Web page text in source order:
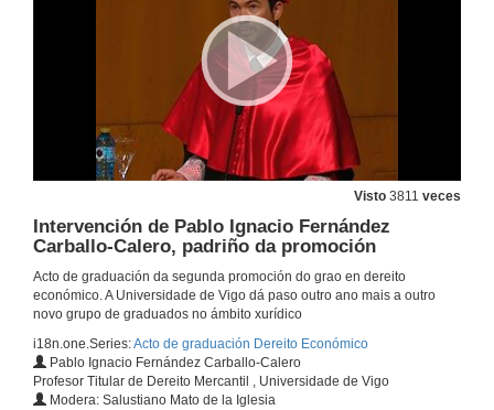
Visto 3811 veces
Intervención de Pablo Ignacio Fernández
Carballo-Calero, padriño da promoción
Acto de graduación da segunda promoción do grao en dereito
económico. A Universidade de Vigo dá paso outro ano mais a outro
novo grupo de graduados no ámbito xurídico
i18n.one.Series:Acto de graduación Dereito Económico
Pablo Ignacio Fernández Carballo-Calero
Profesor Titular de Dereito Mercantil , Universidade de Vigo
Modera: Salustiano Mato de la Iglesia
Apertura do acto